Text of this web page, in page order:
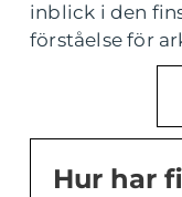
inblick i den
förståelse för
Hur har